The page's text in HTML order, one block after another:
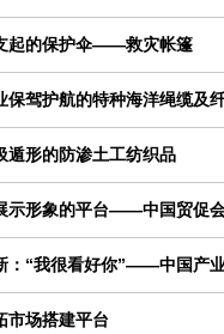
起的保护伞——救灾帐篷
保驾护航的特种海洋绳缆及
遁形的防渗土工纺织品
示形象的平台——中国贸促
：“我很看好你”——中国产
市场搭建平台